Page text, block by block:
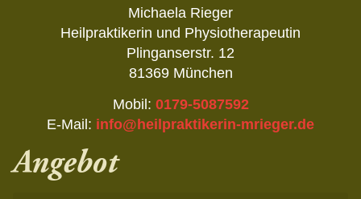
Michaela Rieger
Heilpraktikerin und Physiotherapeutin
Plinganserstr. 12
81369 München
Mobil: 0179-5087592
E-Mail: info@heilpraktikerin-mrieger.de
Angebot